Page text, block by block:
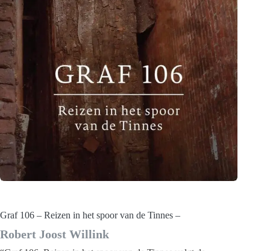
Graf 106 – Reizen in het spoor van de Tinnes –
Robert Joost Willink